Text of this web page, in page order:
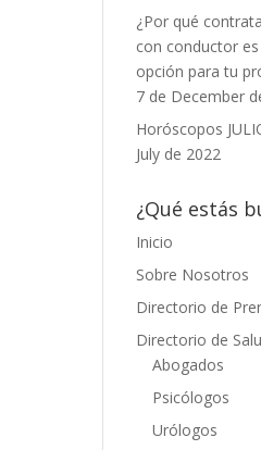
¿Por qué
con conductor
opción para tu
7 de December
Horóscopos
July de 2022
¿Qué estás
Inicio
Sobre Nosotros
Directorio de
Directorio de
Abogados
Psicólogos
Urólogos